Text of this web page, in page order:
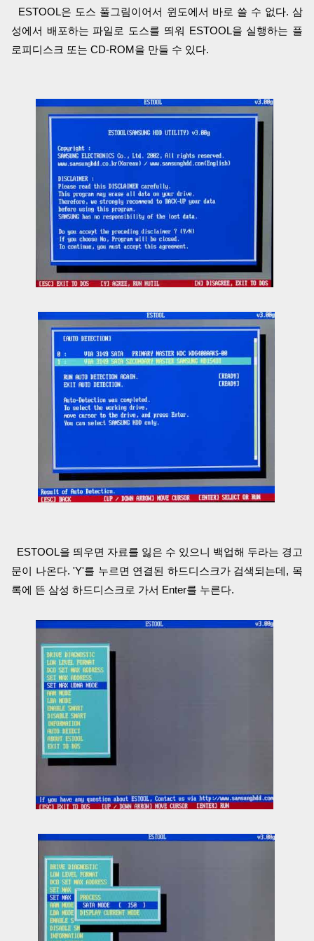
ESTOOL은 도스 풀그림이어서 윈도에서 바로 쓸 수 없다. 삼
성에서 배포하는 파일로 도스를 띄워 ESTOOL을 실행하는 플
로피디스크 또는 CD-ROM을 만들 수 있다.
ESTOOL을 띄우면 자료를 잃은 수 있으니 백업해 두라는 경고
문이 나온다. 'Y'를 누르면 연결된 하드디스크가 검색되는데, 목
록에 뜬 삼성 하드디스크로 가서 Enter를 누른다.